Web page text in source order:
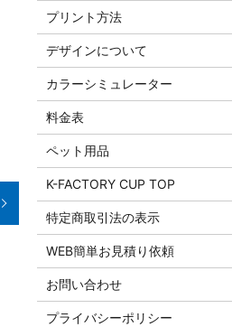
プリント方法
デザインについて
カラーシミュレーター
料金表
ペット用品
K-FACTORY CUP TOP
特定商取引法の表示
WEB簡単お見積り依頼
お問い合わせ
プライバシーポリシー